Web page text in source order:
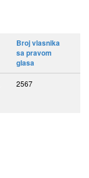
Broj vlasnika
sa pravom
glasa
2567